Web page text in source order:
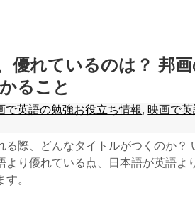
優れているのは？ 邦
ること
で英語の勉強お役立ち情報, 映画で
る際、どんなタイトルがつくのか？
より優れている点、日本語が英語よ
。